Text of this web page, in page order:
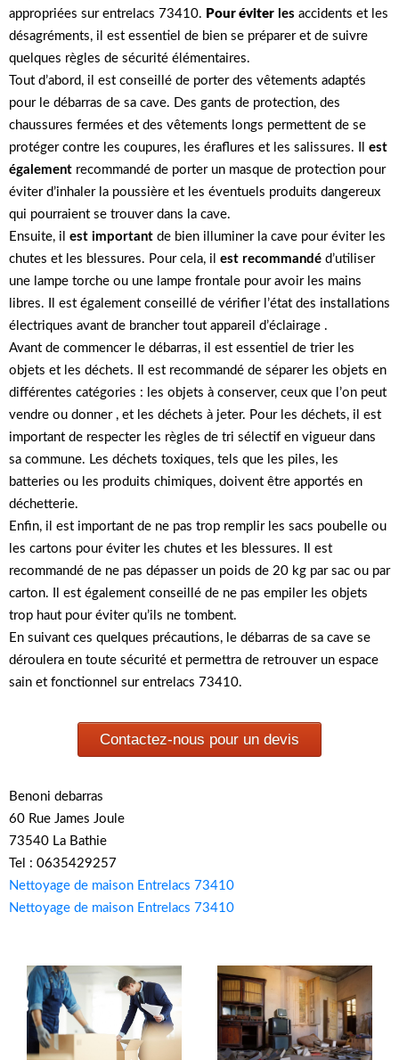
appropriées sur entrelacs 73410. Pour éviter les accidents et les
désagréments, il est essentiel de bien se préparer et de suivre
quelques règles de sécurité élémentaires.
Tout d’abord, il est conseillé de porter des vêtements adaptés
pour le débarras de sa cave. Des gants de protection, des
chaussures fermées et des vêtements longs permettent de se
protéger contre les coupures, les éraflures et les salissures. Il est
également recommandé de porter un masque de protection pour
éviter d’inhaler la poussière et les éventuels produits dangereux
qui pourraient se trouver dans la cave.
Ensuite, il est important de bien illuminer la cave pour éviter les
chutes et les blessures. Pour cela, il est recommandé d’utiliser
une lampe torche ou une lampe frontale pour avoir les mains
libres. Il est également conseillé de vérifier l’état des installations
électriques avant de brancher tout appareil d’éclairage .
Avant de commencer le débarras, il est essentiel de trier les
objets et les déchets. Il est recommandé de séparer les objets en
différentes catégories : les objets à conserver, ceux que l’on peut
vendre ou donner , et les déchets à jeter. Pour les déchets, il est
important de respecter les règles de tri sélectif en vigueur dans
sa commune. Les déchets toxiques, tels que les piles, les
batteries ou les produits chimiques, doivent être apportés en
déchetterie.
Enfin, il est important de ne pas trop remplir les sacs poubelle ou
les cartons pour éviter les chutes et les blessures. Il est
recommandé de ne pas dépasser un poids de 20 kg par sac ou par
carton. Il est également conseillé de ne pas empiler les objets
trop haut pour éviter qu’ils ne tombent.
En suivant ces quelques précautions, le débarras de sa cave se
déroulera en toute sécurité et permettra de retrouver un espace
sain et fonctionnel sur entrelacs 73410.
Contactez-nous pour un devis
Benoni debarras
60 Rue James Joule
73540 La Bathie
Tel : 0635429257
Nettoyage de maison Entrelacs 73410
Nettoyage de maison Entrelacs 73410